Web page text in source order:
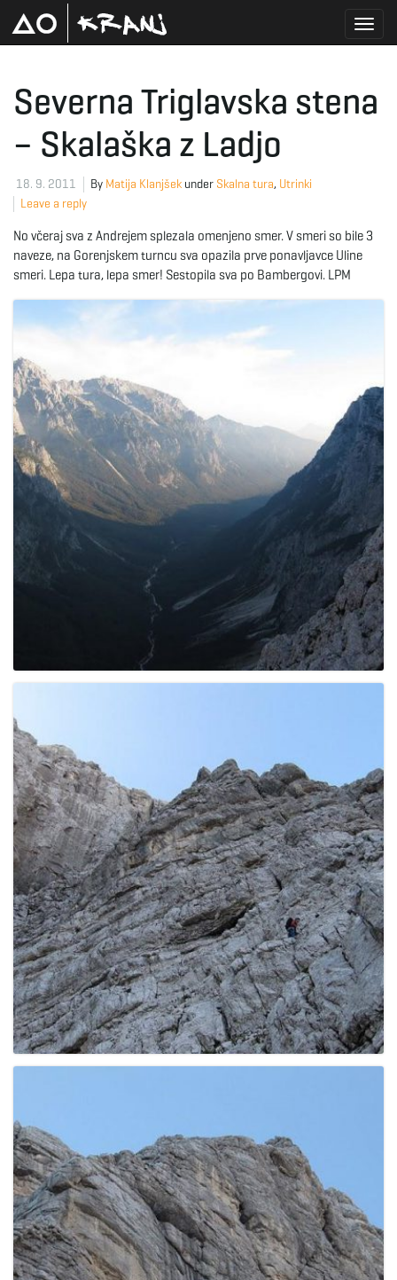
e
a
v
g
a
t
i
Severna Triglavska stena
– Skalaška z Ladjo
18. 9. 2011 By Matija Klanjšek under Skalna tura, Utrinki
Leave a reply
No včeraj sva z Andrejem splezala omenjeno smer. V smeri so bile 3
naveze, na Gorenjskem turncu sva opazila prve ponavljavce Uline
smeri. Lepa tura, lepa smer! Sestopila sva po Bambergovi. LPM